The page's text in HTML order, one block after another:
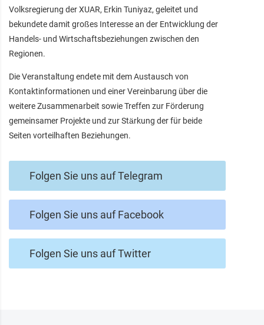
Volksregierung der XUAR, Erkin Tuniyaz, geleitet und
bekundete damit großes Interesse an der Entwicklung der
Handels- und Wirtschaftsbeziehungen zwischen den
Regionen.
Die Veranstaltung endete mit dem Austausch von
Kontaktinformationen und einer Vereinbarung über die
weitere Zusammenarbeit sowie Treffen zur Förderung
gemeinsamer Projekte und zur Stärkung der für beide
Seiten vorteilhaften Beziehungen.
Folgen Sie uns auf Telegram
Folgen Sie uns auf Facebook
Folgen Sie uns auf Twitter